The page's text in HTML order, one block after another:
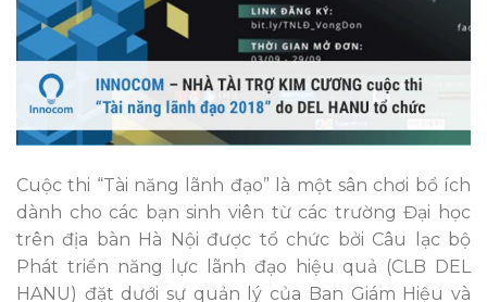
Cuộc thi “Tài năng lãnh đạo” là một sân chơi bổ ích
dành cho các bạn sinh viên từ các trường Đại học
trên địa bàn Hà Nội được tổ chức bởi Câu lạc bộ
Phát triển năng lực lãnh đạo hiệu quả (CLB DEL
HANU) đặt dưới sự quản lý của Ban Giám Hiệu và